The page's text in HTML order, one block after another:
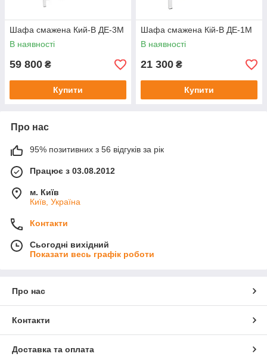
Шафа смажена Кий-В ДЕ-3М
В наявності
59 800 ₴
Купити
Шафа смажена Кій-В ДЕ-1М
В наявності
21 300 ₴
Купити
Про нас
95% позитивних з 56 відгуків за рік
Працює з 03.08.2012
м. Київ
Київ, Україна
Контакти
Сьогодні вихідний
Показати весь графік роботи
Про нас
Контакти
Доставка та оплата